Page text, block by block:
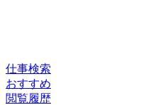
仕事検索
おすすめ
閲覧履歴